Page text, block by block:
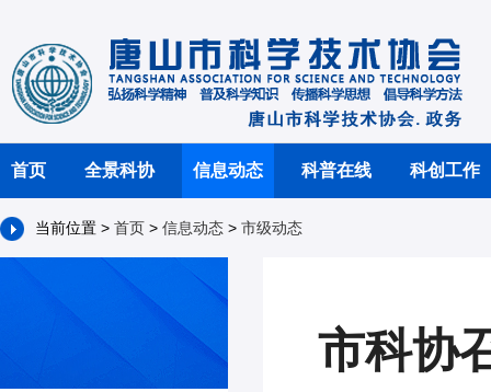
首页 全景科协 信息动态 科普在线 科创工作
当前位置 > 首页 > 信息动态 > 市级动态
市科协